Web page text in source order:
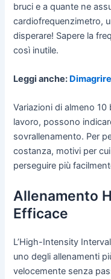
bruci e a quante ne
cardiofrequenzimetro,
disperare! Sapere la
così inutile.
Leggi anche:
Variazioni di almeno
lavoro, possono
sovrallenamento. Per
costanza, motivi per
perseguire più
Allenamento
Efficace
L’High-Intensity
uno degli allenamenti
velocemente senza